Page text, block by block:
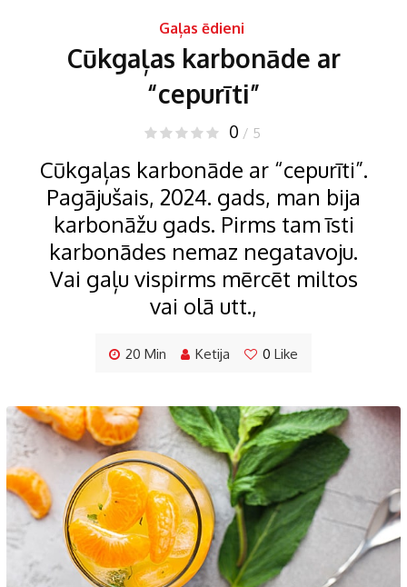
Gaļas ēdieni
Cūkgaļas karbonāde ar
“cepurīti”
0 / 5
Cūkgaļas karbonāde ar “cepurīti”.
Pagājušais, 2024. gads, man bija
karbonāžu gads. Pirms tam īsti
karbonādes nemaz negatavoju.
Vai gaļu vispirms mērcēt miltos
vai olā utt.,
20 Min Ketija 0 Like